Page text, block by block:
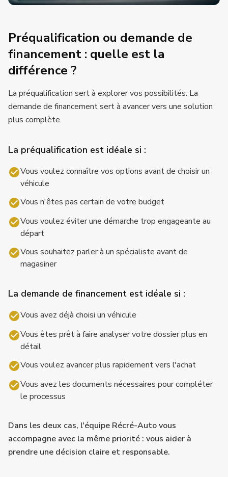
Préqualification ou demande de
financement : quelle est la
différence ?
La préqualification sert à explorer vos possibilités. La
demande de financement sert à avancer vers une solution
plus complète.
La préqualification est idéale si :
Vous voulez connaître vos options avant de choisir un
véhicule
Vous n'êtes pas certain de votre budget
Vous voulez éviter une démarche trop engageante au
départ
Vous souhaitez parler à un spécialiste avant de
magasiner
La demande de financement est idéale si :
Vous avez déjà choisi un véhicule
Vous êtes prêt à faire analyser votre dossier plus en
détail
Vous voulez avancer plus rapidement vers l'achat
Vous avez les documents nécessaires pour compléter
le processus
Dans les deux cas, l'équipe Récré-Auto vous
accompagne avec la même priorité : vous aider à
prendre une décision claire et responsable.